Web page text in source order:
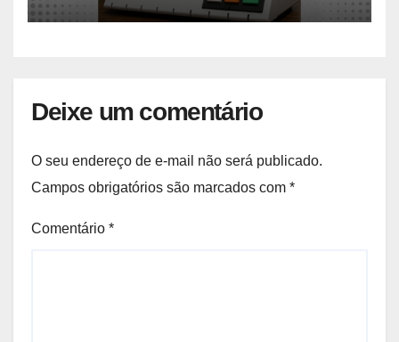
Deixe um comentário
O seu endereço de e-mail não será publicado.
Campos obrigatórios são marcados com *
Comentário *